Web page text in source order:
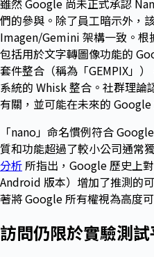
們的參與。除了員工暗示外，
Imagen/Gemini 架構一致。根
包括用於文字轉圖像功能的
套件整合（稱為「GEMPIX」
系統的 Whisk 整合。社群理論
有關，並可能在未來的 Google
「nano」命名慣例符合
質和功能超過了較小公司通常
分析 所指出，Google 歷史上
Android 版本）增加了推測的
著將 Google 所有權視為高度
訪問仍限於實驗測